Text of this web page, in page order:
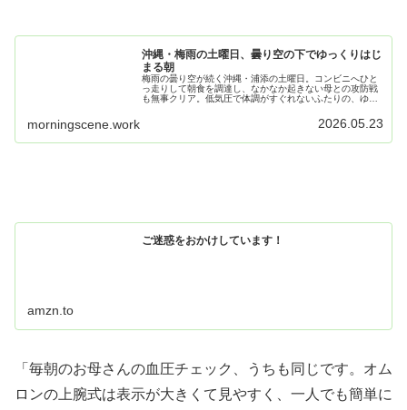
沖縄・梅雨の土曜日、曇り空の下でゆっくりはじ
まる朝
梅雨の曇り空が続く沖縄・浦添の土曜日。コンビニへひと
っ走りして朝食を調達し、なかなか起きない母との攻防戦
も無事クリア。低気圧で体調がすぐれないふたりの、ゆっ
morningscene.work 2026.05.23
ご迷惑をおかけしています！
amzn.to
「毎朝のお母さんの血圧チェック、うちも同じです。オム
ロンの上腕式は表示が大きくて見やすく、一人でも簡単に